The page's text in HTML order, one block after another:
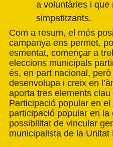
a voluntàries i que
simpatitzants.
Com a resum, el més
campanya ens permet,
esmentat, començar a
eleccions municipals
és, en part nacional,
desenvolupa i creix en
aporta tres elements
Participació popular en
participació popular en
possibilitat de vincular
municipalista de la Unitat